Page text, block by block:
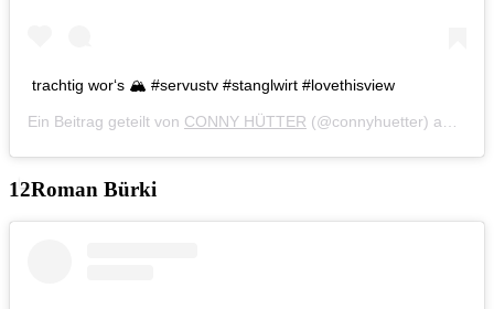
trachtig wor‘s 🏔 #servustv #stanglwirt #lovethisview
Ein Beitrag geteilt von CONNY HÜTTER (@connyhuetter) am
Roman Bürki